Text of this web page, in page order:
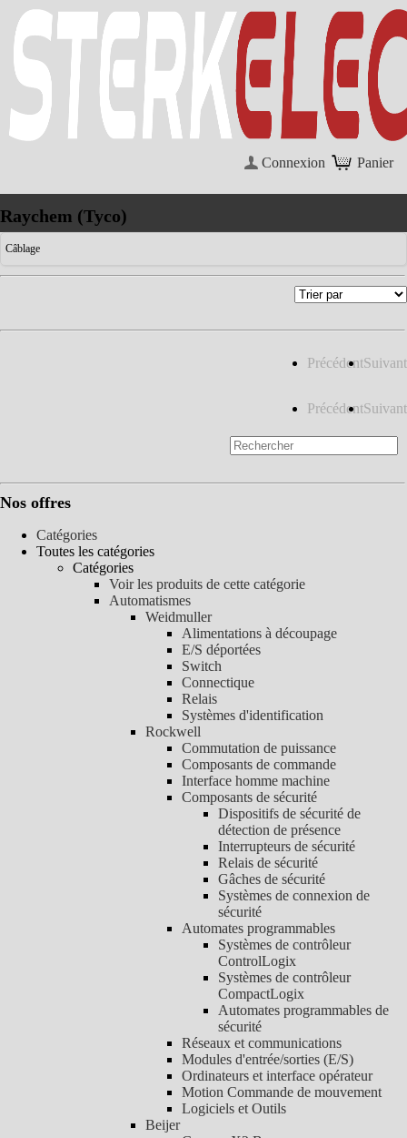
Panier
Connexion
Raychem (Tyco)
Câblage
PrécédentSuivant
PrécédentSuivant
Nos offres
Catégories
Toutes les catégories
Catégories
Voir les produits de cette catégorie
Automatismes
Weidmuller
Alimentations à découpage
E/S déportées
Switch
Connectique
Relais
Systèmes d'identification
Rockwell
Commutation de puissance
Composants de commande
Interface homme machine
Composants de sécurité
Dispositifs de sécurité de
détection de présence
Interrupteurs de sécurité
Relais de sécurité
Gâches de sécurité
Systèmes de connexion de
sécurité
Automates programmables
Systèmes de contrôleur
ControlLogix
Systèmes de contrôleur
CompactLogix
Automates programmables de
sécurité
Réseaux et communications
Modules d'entrée/sorties (E/S)
Ordinateurs et interface opérateur
Motion Commande de mouvement
Logiciels et Outils
Beijer